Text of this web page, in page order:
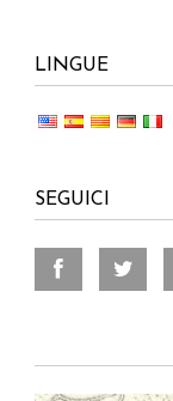
LINGUE
SEGUICI